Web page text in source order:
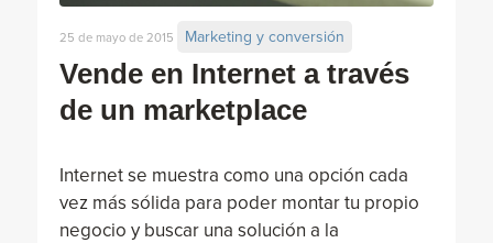
Vende en Internet a través
de un marketplace
25 de mayo de 2015 Marketing y conversión
Internet se muestra como una opción cada
vez más sólida para poder montar tu propio
negocio y buscar una solución a la